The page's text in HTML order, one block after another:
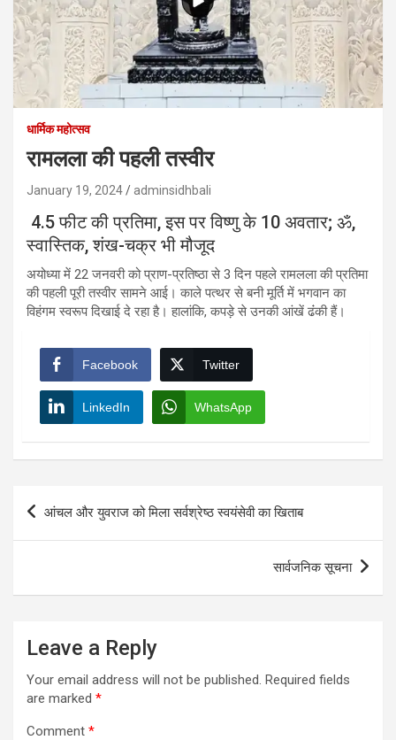
धार्मिक महोत्सव
रामलला की पहली तस्वीर
January 19, 2024 adminsidhbali
4.5 फीट की प्रतिमा, इस पर विष्णु के 10 अवतार; ॐ,
स्वास्तिक, शंख-चक्र भी मौजूद
अयोध्या में 22 जनवरी को प्राण-प्रतिष्ठा से 3 दिन पहले रामलला की प्रतिमा
की पहली पूरी तस्वीर सामने आई। काले पत्थर से बनी मूर्ति में भगवान का
विहंगम स्वरूप दिखाई दे रहा है। हालांकि, कपड़े से उनकी आंखें ढंंकी हैं।
Facebook Twitter
LinkedIn WhatsApp
Post
navigation
आंचल और युवराज को मिला सर्वश्रेष्ठ स्वयंसेवी का खिताब
सार्वजनिक सूचना
Leave a Reply
Your email address will not be published. Required fields
are marked *
Comment *